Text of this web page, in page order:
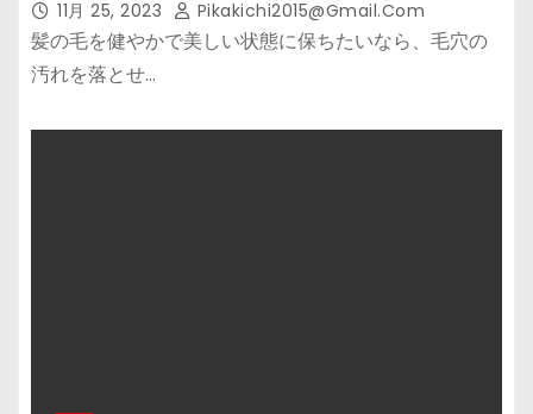
11月 25, 2023 Pikakichi2015@gmail.com
髪の毛を健やかで美しい状態に保ちたいなら、毛穴の
汚れを落とせ…